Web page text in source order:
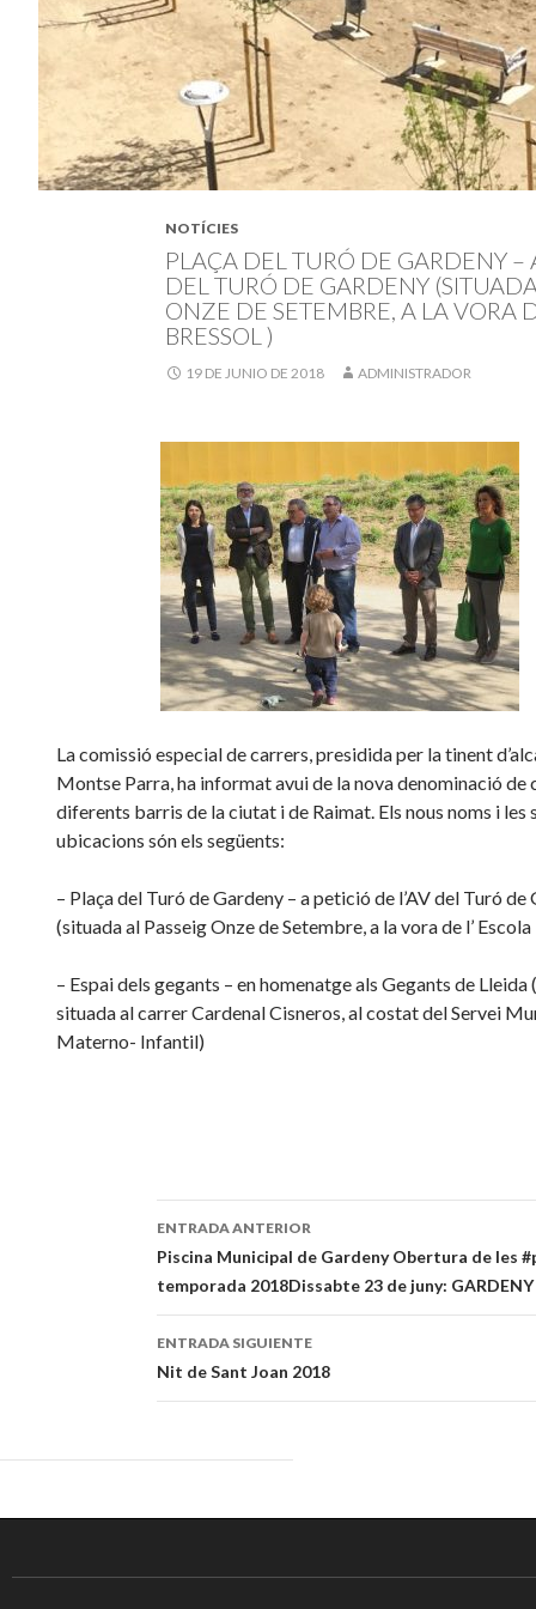
NOTÍCIES
PLAÇA DEL TURÓ DE GARDENY –
DEL TURÓ DE GARDENY
ONZE DE SETEMBRE, A LA VORA
BRESSOL )
19 DE JUNIO DE 2018 ADMINISTRADOR
La comissió especial de carrers, presidida per la tinent
Montse Parra, ha informat avui de la nova denominació de
diferents barris de la ciutat i de Raimat. Els nous noms i les
ubicacions són els següents:
– Plaça del Turó de Gardeny – a petició de l’AV del Turó de
(situada al Passeig Onze de Setembre, a la vora de l’
– Espai dels gegants – en homenatge als Gegants de Lleida
situada al carrer Cardenal Cisneros, al costat del Servei
Materno- Infantil)
Navegación
de
entradas
ENTRADA ANTERIOR
Piscina Municipal de Gardeny Obertura de les
temporada 2018Dissabte 23 de juny: GARDENY
ENTRADA SIGUIENTE
Nit de Sant Joan 2018